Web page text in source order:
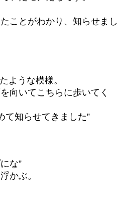
ことがわかり、知らせまし
ような模様。
向いてこちらに歩いてく
て知らせてきました”
な”
かぶ。